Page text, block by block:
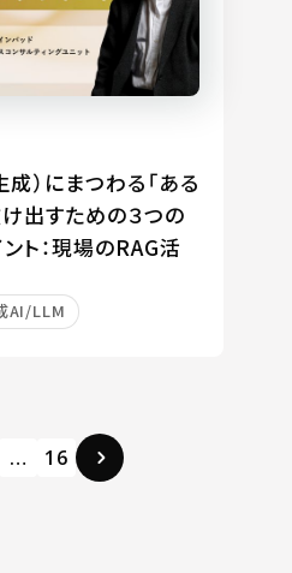
）にまつわる「ある
出すための３つの
ト：現場のRAG活
AI/LLM
… 16